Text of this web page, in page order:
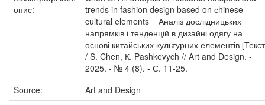
опис:
trends in fashion design based on сhinese
cultural elements = Аналіз дослідницьких
напрямків і тенденцій в дизайні одягу на
основі китайських культурних елементів
/ S. Chen, К. Pashkevych // Art and Design. -
2025. - № 4 (8). - С. 11-25.
Source:
Art and Design